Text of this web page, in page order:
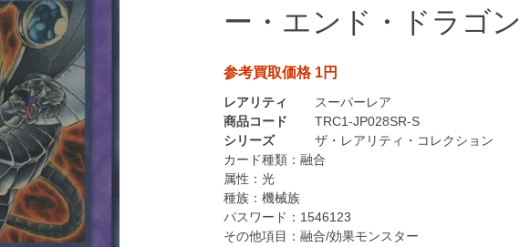
ー・エンド・ドラゴン
参考買取価格 1円
レアリティ
スーパーレア
商品コード
TRC1-JP028SR-S
シリーズ
ザ・レアリティ・コレクション
カード種類： 融合
属性： 光
種族： 機械族
パスワード： 1546123
その他項目： 融合/効果モンスター